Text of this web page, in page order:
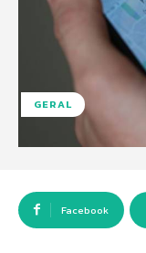
GERAL
Facebook